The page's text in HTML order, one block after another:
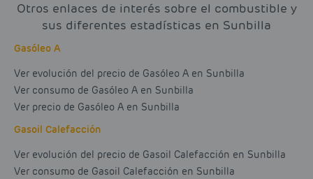
Otros enlaces de interés sobre el combustible y
sus diferentes estadísticas en Sunbilla
Gasóleo A
Ver evolución del precio de Gasóleo A en Sunbilla
Ver consumo de Gasóleo A en Sunbilla
Ver precio de Gasóleo A en Sunbilla
Gasoil Calefacción
Ver evolución del precio de Gasoil Calefacción en Sunbilla
Ver consumo de Gasoil Calefacción en Sunbilla